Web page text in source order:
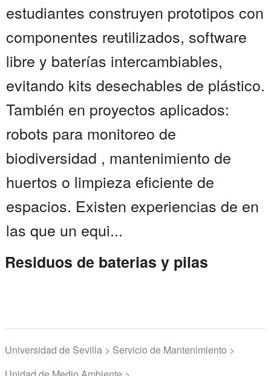
estudiantes construyen prototipos con
componentes reutilizados, software
libre y baterías intercambiables,
evitando kits desechables de plástico.
También en proyectos aplicados:
robots para monitoreo de
biodiversidad , mantenimiento de
huertos o limpieza eficiente de
espacios. Existen experiencias de en
las que un equi...
Residuos de baterias y pilas
Universidad de Sevilla > Servicio de Mantenimiento >